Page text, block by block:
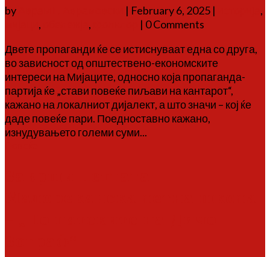
by | February 6, 2025 |
,
, ,
| 0 Comments
Двете пропаганди ќе се истиснуваат една со друга,
во зависност од општествено-економските
интереси на Мијаците, односно која пропаганда-
партија ќе „стави повеќе пиљави на кантарот“,
кажано на локалниот дијалект, а што значи – кој ќе
даде повеќе пари. Поедноставно кажано,
изнудувањето големи суми...